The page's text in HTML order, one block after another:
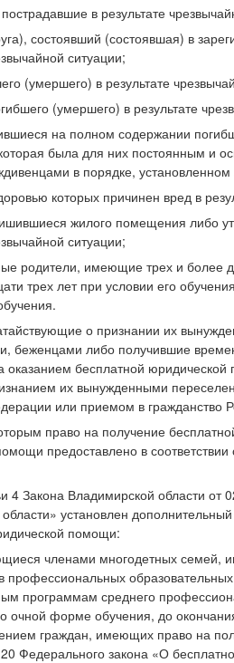
в результате
состоявший (состоявшая) в
ситуации;
(умершего) в результате
(умершего) в результате
на полном содержании
была для них постоянным и
в порядке,
которых причинен вред в
жилого помещения либо
ситуации;
родители, имеющие трех и более
трех лет при условии его
о признании их
беженцами либо получившие
оказанием бесплатной
их вынужденными
или приемом в гражданство
право на получение
предоставлено в
4 Закона Владимирской области
установлен
помощи:
членами многодетных семей,
программам среднего
очной форме обучения, до
граждан, имеющих право на
20 Федерального закона «О